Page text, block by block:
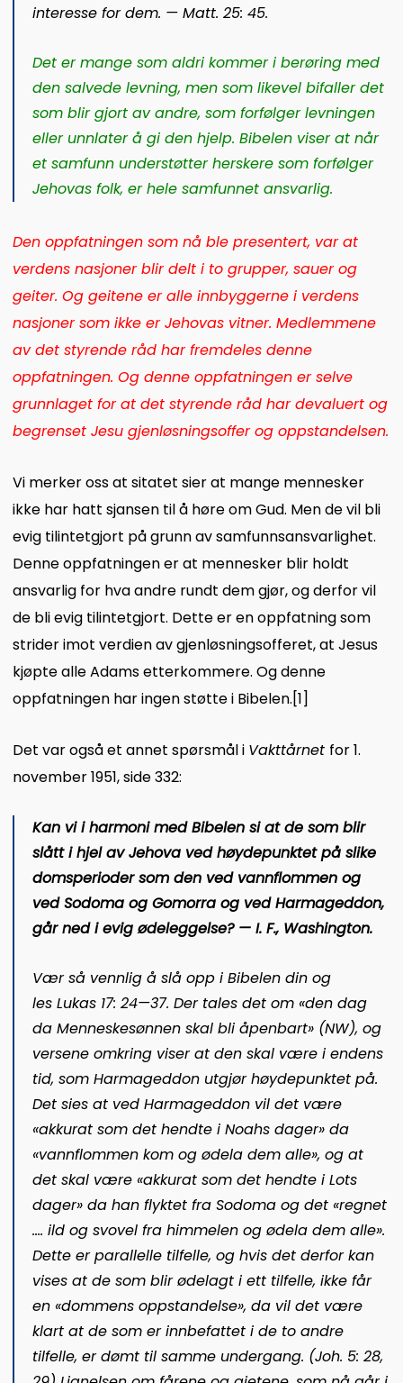
interesse for dem. — Matt. 25: 45.
Det er mange som aldri kommer i berøring med
den salvede levning, men som likevel bifaller det
som blir gjort av andre, som forfølger levningen
eller unnlater å gi den hjelp. Bibelen viser at når
et samfunn understøtter herskere som forfølger
Jehovas folk, er hele samfunnet ansvarlig.
Den oppfatningen som nå ble presentert, var at
verdens nasjoner blir delt i to grupper, sauer og
geiter. Og geitene er alle innbyggerne i verdens
nasjoner som ikke er Jehovas vitner. Medlemmene
av det styrende råd har fremdeles denne
oppfatningen. Og denne oppfatningen er selve
grunnlaget for at det styrende råd har devaluert og
begrenset Jesu gjenløsningsoffer og oppstandelsen.
Vi merker oss at sitatet sier at mange mennesker
ikke har hatt sjansen til å høre om Gud. Men de vil bli
evig tilintetgjort på grunn av samfunnsansvarlighet.
Denne oppfatningen er at mennesker blir holdt
ansvarlig for hva andre rundt dem gjør, og derfor vil
de bli evig tilintetgjort. Dette er en oppfatning som
strider imot verdien av gjenløsningsofferet, at Jesus
kjøpte alle Adams etterkommere. Og denne
oppfatningen har ingen støtte i Bibelen.[1]
Det var også et annet spørsmål i Vakttårnet for 1.
november 1951, side 332:
Kan vi i harmoni med Bibelen si at de som blir
slått i hjel av Jehova ved høydepunktet på slike
domsperioder som den ved vannflommen og
ved Sodoma og Gomorra og ved Harmageddon,
går ned i evig ødeleggelse? — I. F., Washington.
Vær så vennlig å slå opp i Bibelen din og
les Lukas 17: 24—37. Der tales det om «den dag
da Menneskesønnen skal bli åpenbart» (NW), og
versene omkring viser at den skal være i endens
tid, som Harmageddon utgjør høydepunktet på.
Det sies at ved Harmageddon vil det være
«akkurat som det hendte i Noahs dager» da
«vannflommen kom og ødela dem alle», og at
det skal være «akkurat som det hendte i Lots
dager» da han flyktet fra Sodoma og det «regnet
…. ild og svovel fra himmelen og ødela dem alle».
Dette er parallelle tilfelle, og hvis det derfor kan
vises at de som blir ødelagt i ett tilfelle, ikke får
en «dommens oppstandelse», da vil det være
klart at de som er innbefattet i de to andre
tilfelle, er dømt til samme undergang. (Joh. 5: 28,